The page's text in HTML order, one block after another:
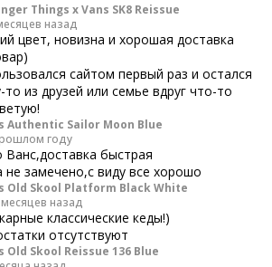
Things x Vans SK8 Reissue
назад
цвет, новизна и хорошая доставка
сайтом первый раз и остался
из друзей или семье вдруг что-то
Authentic Sailor Moon Blue
году
Ванс,доставка быстрая
не замечено,с виду все хорошо
Old Skool Platform Black White
назад
классические кеды!)
отсутствуют
Old Skool Reissue 136 Blue